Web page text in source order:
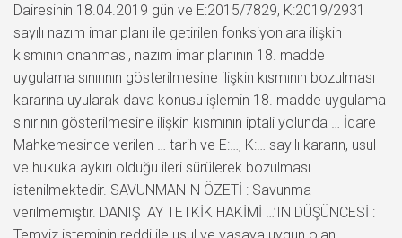
Dairesinin 18.04.2019 gün ve E:2015/7829, K:2019/2931
sayılı nazım imar planı ile getirilen fonksiyonlara ilişkin
kısmının onanması, nazım imar planının 18. madde
uygulama sınırının gösterilmesine ilişkin kısmının bozulması
kararına uyularak dava konusu işlemin 18. madde uygulama
sınırının gösterilmesine ilişkin kısmının iptali yolunda … İdare
Mahkemesince verilen … tarih ve E:…, K:… sayılı kararın, usul
ve hukuka aykırı olduğu ileri sürülerek bozulması
istenilmektedir. SAVUNMANIN ÖZETİ : Savunma
verilmemiştir. DANIŞTAY TETKİK HAKİMİ …’IN DÜŞÜNCESİ :